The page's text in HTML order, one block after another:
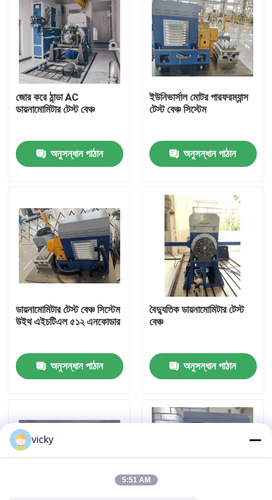
আমাদের সম্বন্ধে
কারখানা ভ্রমণ
গুণগত মান নিয়ন্ত্রণ
খবর
টর্ক ডায়নামিটার
জোর করে ঠান্ডা AC
ডায়নামোমিটার টেস্ট বেঞ্চ
অনুসন্ধান পাঠান
ইউনিভার্সাল মোটর পারফরম্যান্স
টেস্ট বেঞ্চ সিস্টেম
অনুসন্ধান পাঠান
ডায়নামোমিটার টেস্ট বেঞ্চ সিস্টেম
উইথ এইচটিএল ৫১২ এনকোডার
অনুসন্ধান পাঠান
বৈদ্যুতিক ডায়নামোমিটার টেস্ট
বেঞ্চ
অনুসন্ধান পাঠান
vicky
5:51 AM